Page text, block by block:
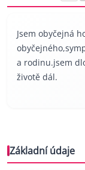
Jsem obyčejná
a rodinu.jsem
životě dál.
Základní údaje